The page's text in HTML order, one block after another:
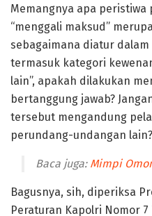
Memangnya apa peristiwa
“menggali maksud”
sebagaimana diatur dalam
termasuk kategori
lain”, apakah dilakukan
bertanggung jawab?
tersebut mengandung
perundang-undangan lain?
Baca juga: Mimpi
Bagusnya, sih, diperiksa
Peraturan Kapolri Nomor